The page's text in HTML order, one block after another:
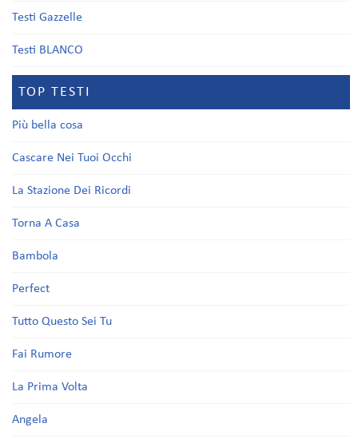
Testi Gazzelle
Testi BLANCO
TOP TESTI
Più bella cosa
Cascare Nei Tuoi Occhi
La Stazione Dei Ricordi
Torna A Casa
Bambola
Perfect
Tutto Questo Sei Tu
Fai Rumore
La Prima Volta
Angela